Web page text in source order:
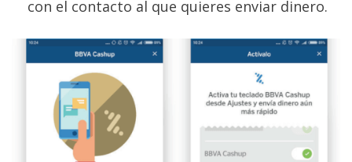
con el contacto al que quieres enviar dinero.